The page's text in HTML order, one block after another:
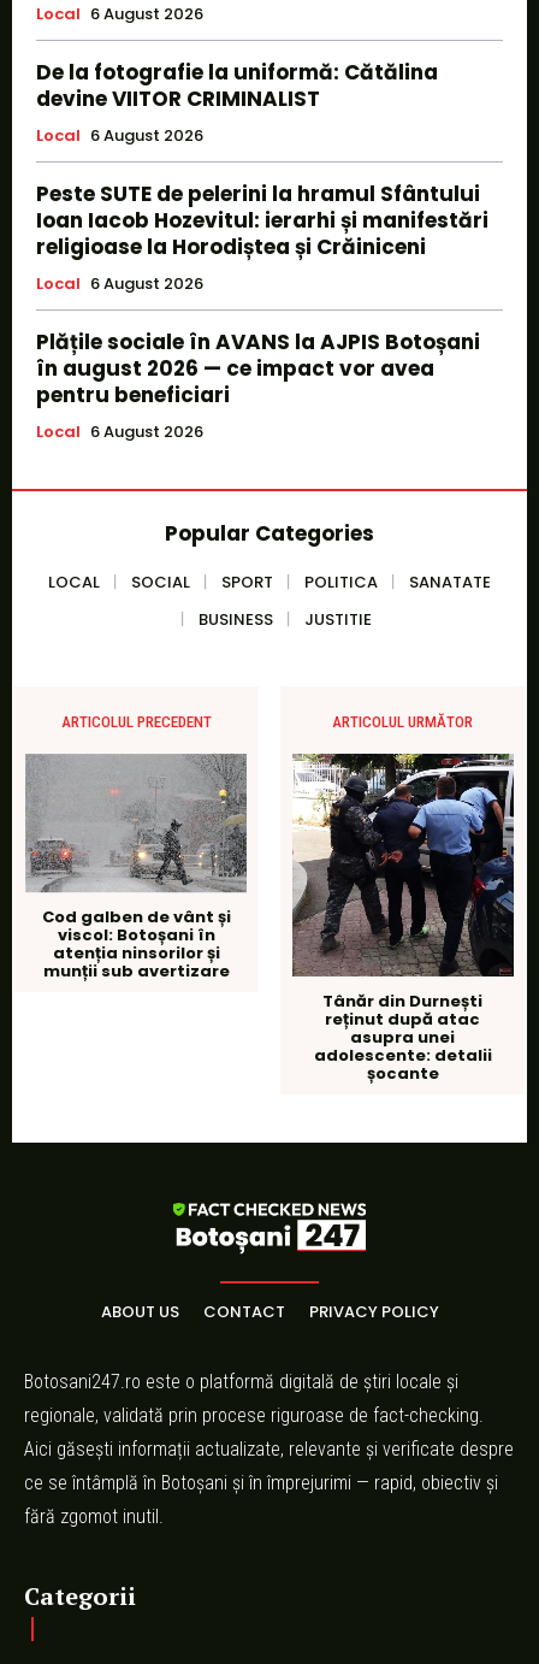
Local 6 August 2026
De la fotografie la uniformă: Cătălina
devine VIITOR CRIMINALIST
Local 6 August 2026
Peste SUTE de pelerini la hramul Sfântului
Ioan Iacob Hozevitul: ierarhi și manifestări
religioase la Horodiștea și Crăiniceni
Local 6 August 2026
Plățile sociale în AVANS la AJPIS Botoșani
în august 2026 — ce impact vor avea
pentru beneficiari
Local 6 August 2026
Popular Categories
LOCAL SOCIAL SPORT POLITICA
SANATATE
BUSINESS
JUSTITIE
ARTICOLUL PRECEDENT
Cod galben de vânt și
viscol: Botoșani în
atenția ninsorilor și
munții sub avertizare
ARTICOLUL URMĂTOR
Tânăr din Durnești
reținut după atac
asupra unei
adolescente: detalii
șocante
ABOUT US CONTACT PRIVACY POLICY
Botosani247.ro este o platformă digitală de știri locale și
regionale, validată prin procese riguroase de fact-checking.
Aici găsești informații actualizate, relevante și verificate despre
ce se întâmplă în Botoșani și în împrejurimi — rapid, obiectiv și
fără zgomot inutil.
Categorii